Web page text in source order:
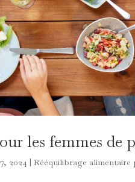
les femmes de
2024 |Rééquilibrage